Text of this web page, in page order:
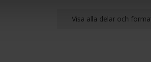
Visa alla delar och